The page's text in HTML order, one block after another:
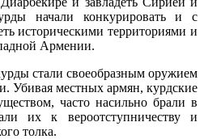
начали конкурировать и с
историческими территориями и
Армении.
стали своеобразным оружием
Убивая местных армян, курдские
часто насильно брали в
их к вероотступничеству и
толка.